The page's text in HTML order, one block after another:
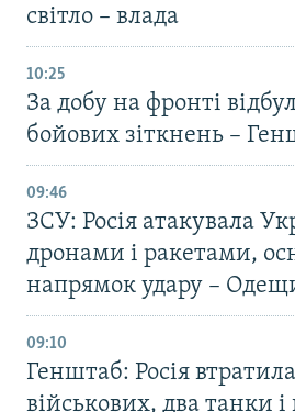
світло – влада
10:25
За добу на фронті
бойових зіткнень –
09:46
ЗСУ: Росія атакувала
дронами і ракетами,
напрямок удару –
09:10
Генштаб: Росія
військових, два танки